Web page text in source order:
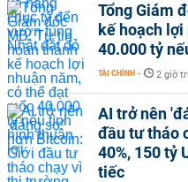
Tổng Giám
kế hoạch
40.000 tỷ
TÀI CHÍNH - 2 giờ
AI trở nên
đầu tư tháo
40%, 150 tỷ
tiếc